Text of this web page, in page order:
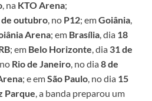
, na KTO Arena;
de outubro , no P12; emGoiânia
Arena; em Brasília , dia 18
; em Belo Horizonte , dia 31 de
Rio de Janeiro , no dia8 de
; e emSão Paulo , no dia 15
Parque , a banda preparou um